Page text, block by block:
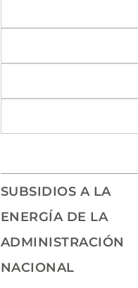
SUBSIDIOS A LA
ENERGÍA DE LA
ADMINISTRACIÓN
NACIONAL